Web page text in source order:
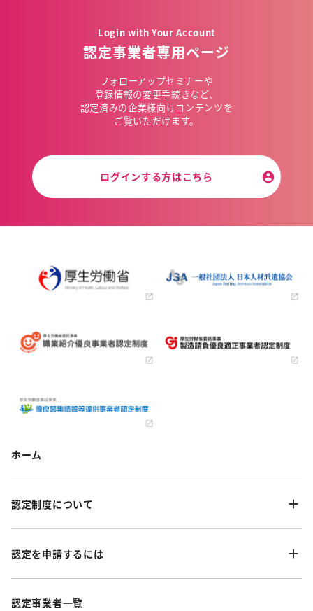
Login with Your Account
認定事業者専用ページ
フォローアップセミナーや
登録情報の変更手続きなど、
認定済みの企業様向けコンテンツを
ご覧いただけます。
ログインする方はこちら
ホーム
認定制度について
認定を申請するには
認定事業者一覧